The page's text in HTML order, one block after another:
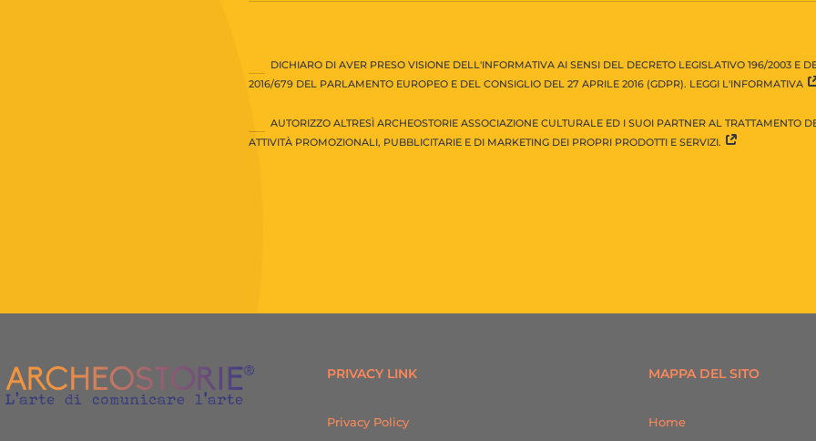
DICHIARO DI AVER PRESO VISIONE DELL'INFORMATIVA AI SENSI DEL DECRETO LEGISLATIVO 196/2003 E
2016/679 DEL PARLAMENTO EUROPEO E DEL CONSIGLIO DEL 27 APRILE 2016 (GDPR). LEGGI L'INFORMATIVA
AUTORIZZO ALTRESÌ ARCHEOSTORIE ASSOCIAZIONE CULTURALE ED I SUOI PARTNER AL TRATTAMENTO
ATTIVITÀ PROMOZIONALI, PUBBLICITARIE E DI MARKETING DEI PROPRI PRODOTTI E SERVIZI.
PRIVACY LINK
Privacy Policy
MAPPA DEL SITO
Home